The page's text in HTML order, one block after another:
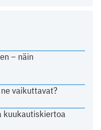
– näin
vaikuttavat?
kuukautiskiertoa